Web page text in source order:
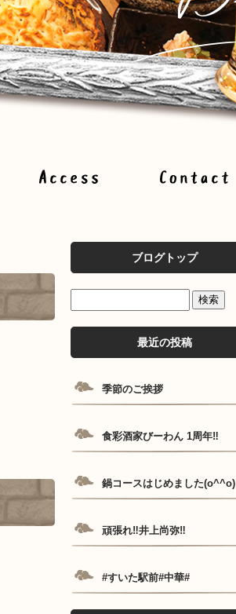
ブログトップ
最近の投稿
季節のご挨拶
食彩酒家びーわん 1周年‼️
鍋コースはじめました(o^^o)
頑張れ‼️井上尚弥‼️
#すいた駅前#中華#